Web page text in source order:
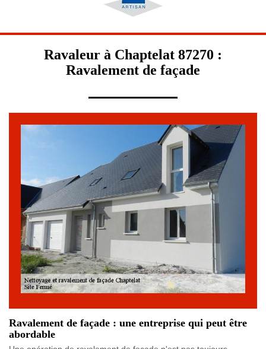
Ravaleur à Chaptelat 87270 :
Ravalement de façade
Ravalement de façade : une entreprise qui peut être
abordable